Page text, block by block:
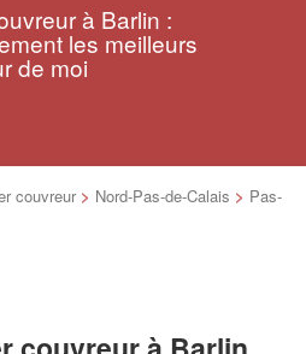
à Barlin :
les meilleurs
de moi
couvreur > Nord-Pas-de-Calais > Pas-